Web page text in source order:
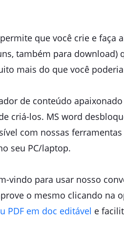
que você crie e faça
também para download)
mais do que você
de conteúdo
criá-los. MS word
com nossas
seu PC/laptop.
vindo para usar nosso
o mesmo clicando na
PDF em doc editável e